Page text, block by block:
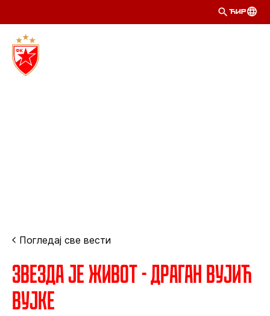
ЋИР
Погледај све вести
Звезда је живот - Драган Вујић
Вујке